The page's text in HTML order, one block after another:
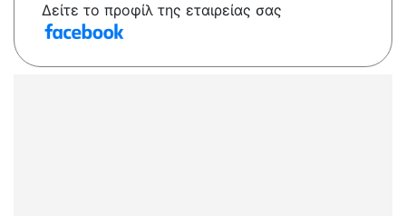
Δείτε το προφίλ της εταιρείας σας